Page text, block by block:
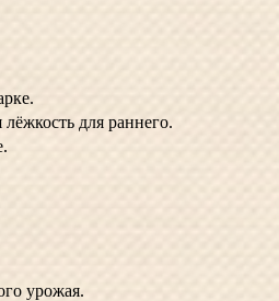
для раннего.
урожая.